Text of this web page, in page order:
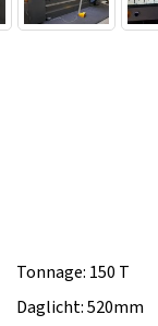
Tonnage: 150 T
Daglicht: 520mm